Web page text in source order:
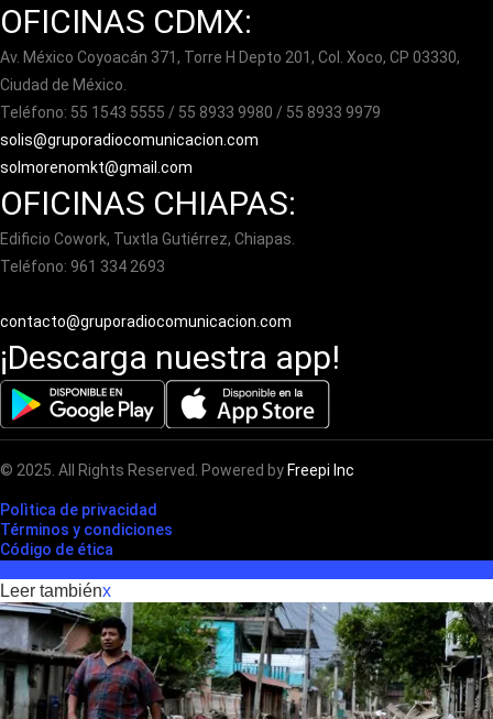
OFICINAS CDMX:
Av. México Coyoacán 371, Torre H Depto 201, Col. Xoco, CP 03330,
Ciudad de México.
Teléfono: 55 1543 5555 / 55 8933 9980 / 55 8933 9979
solis@gruporadiocomunicacion.com
solmorenomkt@gmail.com
OFICINAS CHIAPAS:
Edificio Cowork, Tuxtla Gutiérrez, Chiapas.
Teléfono: 961 334 2693
contacto@gruporadiocomunicacion.com
¡Descarga nuestra app!
© 2025. All Rights Reserved. Powered by Freepi Inc
Polìtica de privacidad
Términos y condiciones
Código de ética
Leer tambiénx